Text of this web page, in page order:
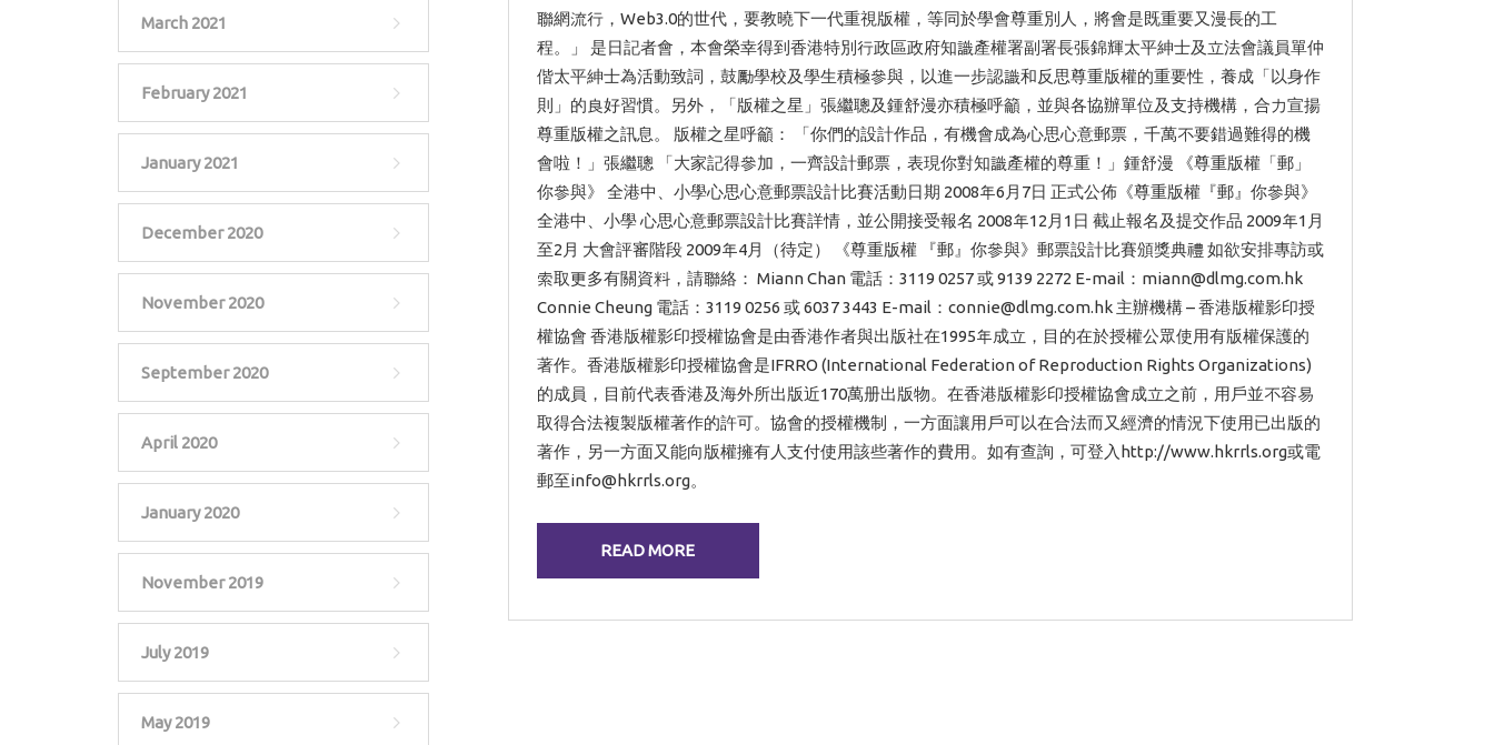
March 2021
February 2021
January 2021
December 2020
November 2020
September 2020
April 2020
January 2020
November 2019
July 2019
May 2019
聯網流行，Web3.0的世代，要教曉下一代重視版權，等同於學會尊重別人，將會是既重要又漫長的工
程。」 是日記者會，本會榮幸得到香港特別行政區政府知識產權署副署長張錦輝太平紳士及立法會議員單仲
偕太平紳士為活動致詞，鼓勵學校及學生積極參與，以進一步認識和反思尊重版權的重要性，養成「以身作
則」的良好習慣。另外，「版權之星」張繼聰及鍾舒漫亦積極呼籲，並與各協辦單位及支持機構，合力宣揚
尊重版權之訊息。 版權之星呼籲： 「你們的設計作品，有機會成為心思心意郵票，千萬不要錯過難得的機
會啦！」張繼聰 「大家記得參加，一齊設計郵票，表現你對知識產權的尊重！」鍾舒漫 《尊重版權「郵」
你參與》 全港中、小學心思心意郵票設計比賽活動日期 2008年6月7日 正式公佈《尊重版權『郵』你參與》
全港中、小學 心思心意郵票設計比賽詳情，並公開接受報名 2008年12月1日 截止報名及提交作品 2009年1月
至2月 大會評審階段 2009年4月（待定） 《尊重版權 『郵』你參與》郵票設計比賽頒獎典禮 如欲安排專訪或
索取更多有關資料，請聯絡： Miann Chan 電話：3119 0257 或 9139 2272 E-mail：miann@dlmg.com.hk
Connie Cheung 電話：3119 0256 或 6037 3443 E-mail：connie@dlmg.com.hk 主辦機構 – 香港版權影印授
權協會 香港版權影印授權協會是由香港作者與出版社在1995年成立，目的在於授權公眾使用有版權保護的
著作。香港版權影印授權協會是IFRRO (International Federation of Reproduction Rights Organizations)
的成員，目前代表香港及海外所出版近170萬册出版物。在香港版權影印授權協會成立之前，用戶並不容易
取得合法複製版權著作的許可。協會的授權機制，一方面讓用戶可以在合法而又經濟的情況下使用已出版的
著作，另一方面又能向版權擁有人支付使用該些著作的費用。如有查詢，可登入http://www.hkrrls.org或電
郵至info@hkrrls.org。
READ MORE